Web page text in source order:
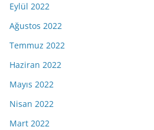
Eylül 2022
Ağustos 2022
Temmuz 2022
Haziran 2022
Mayıs 2022
Nisan 2022
Mart 2022